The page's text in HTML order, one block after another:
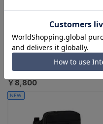
ace.／エース サニ 横型ショルダー
バッグ 20402
￥8,800
NEW